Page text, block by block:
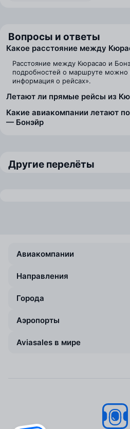
Вопросы и ответы
Какое расстояние между
Расстояние между Кюрасао и
подробностей о маршруте можно
информация о рейсах».
Летают ли прямые рейсы из
Какие авиакомпании летают
— Бонэйр
Другие перелёты
Авиакомпании
Направления
Города
Аэропорты
Aviasales в мире